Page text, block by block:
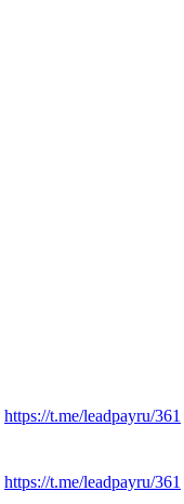
https://t.me/leadpayru/361
https://t.me/leadpayru/361